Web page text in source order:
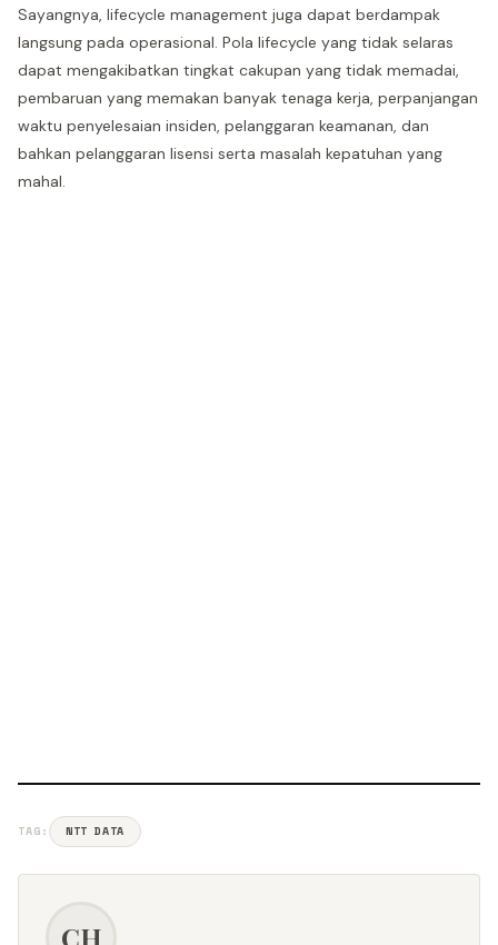
Sayangnya, lifecycle management juga dapat berdampak
langsung pada operasional. Pola lifecycle yang tidak selaras
dapat mengakibatkan tingkat cakupan yang tidak memadai,
pembaruan yang memakan banyak tenaga kerja, perpanjangan
waktu penyelesaian insiden, pelanggaran keamanan, dan
bahkan pelanggaran lisensi serta masalah kepatuhan yang
mahal.
TAG: NTT DATA
CH